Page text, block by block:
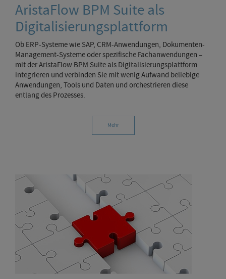
AristaFlow BPM Suite als
Digitalisierungsplattform
Ob ERP-Systeme wie SAP, CRM-Anwendungen, Dokumenten-
Management-Systeme oder spezifische Fachanwendungen –
mit der AristaFlow BPM Suite als Digitalisierungsplattform
integrieren und verbinden Sie mit wenig Aufwand beliebige
Anwendungen, Tools und Daten und orchestrieren diese
entlang des Prozesses.
Mehr